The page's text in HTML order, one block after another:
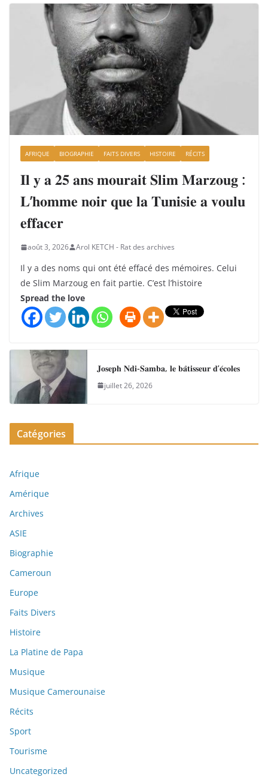
AFRIQUE BIOGRAPHIE FAITS DIVERS HISTOIRE RÉCITS
𝐈𝐥 𝐲 𝐚 𝟐𝟓 𝐚𝐧𝐬 𝐦𝐨𝐮𝐫𝐚𝐢𝐭 𝐒𝐥𝐢𝐦 𝐌𝐚𝐫𝐳𝐨𝐮𝐠 :
𝐋’𝐡𝐨𝐦𝐦𝐞 𝐧𝐨𝐢𝐫 𝐪𝐮𝐞 𝐥𝐚 𝐓𝐮𝐧𝐢𝐬𝐢𝐞 𝐚 𝐯𝐨𝐮𝐥𝐮
𝐞𝐟𝐟𝐚𝐜𝐞𝐫
août 3, 2026 Arol KETCH - Rat des archives
Il y a des noms qui ont été effacé des mémoires. Celui
de Slim Marzoug en fait partie. C’est l’histoire
Spread the love
𝐉𝐨𝐬𝐞𝐩𝐡 𝐍𝐝𝐢-𝐒𝐚𝐦𝐛𝐚, 𝐥𝐞 𝐛𝐚̂𝐭𝐢𝐬𝐬𝐞𝐮𝐫 𝐝’𝐞́𝐜𝐨𝐥𝐞𝐬
juillet 26, 2026
Catégories
Afrique
Amérique
Archives
ASIE
Biographie
Cameroun
Europe
Faits Divers
Histoire
La Platine de Papa
Musique
Musique Camerounaise
Récits
Sport
Tourisme
Uncategorized